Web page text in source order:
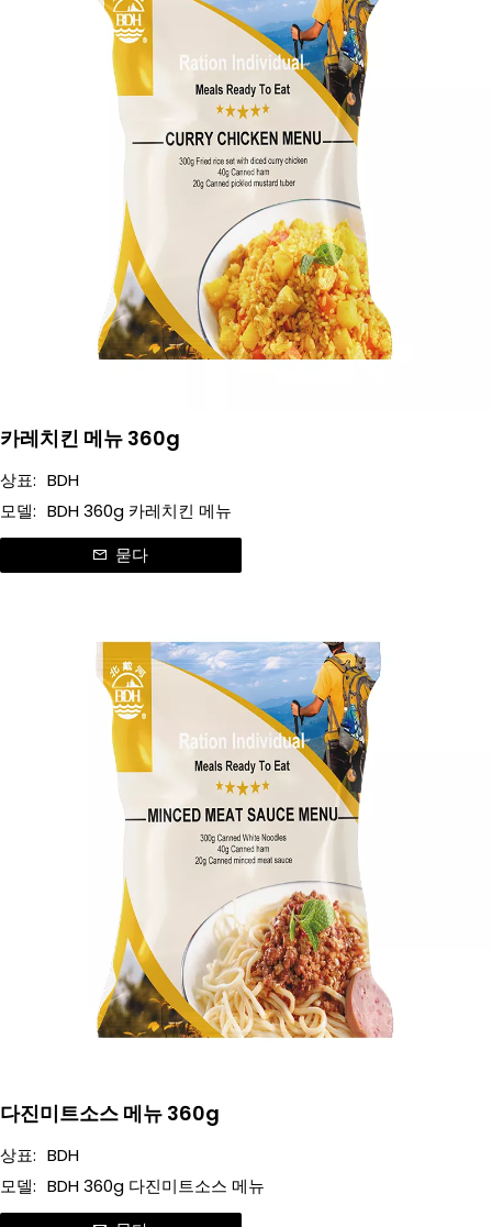
카레치킨 메뉴 360g
상표: BDH
모델: BDH 360g 카레치킨 메뉴
묻다
다진미트소스 메뉴 360g
상표: BDH
모델: BDH 360g 다진미트소스 메뉴